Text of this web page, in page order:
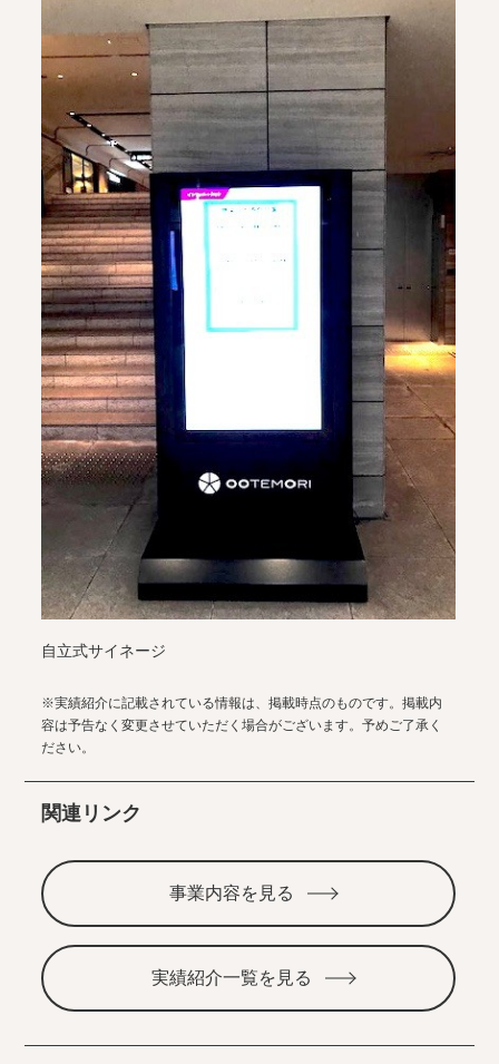
自立式サイネージ
※実績紹介に記載されている情報は、掲載時点のものです。掲載内
容は予告なく変更させていただく場合がございます。予めご了承く
ださい。
関連リンク
事業内容を見る
実績紹介一覧を見る